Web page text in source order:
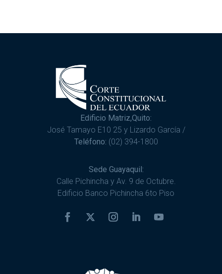
Edificio Matriz,Quito:
José Tamayo E10 25 y Lizardo García /
Teléfono: (02) 394-1800
Sede Guayaquil:
Calle Pichincha y Av. 9 de Octubre.
Edificio Banco Pichincha 6to Piso